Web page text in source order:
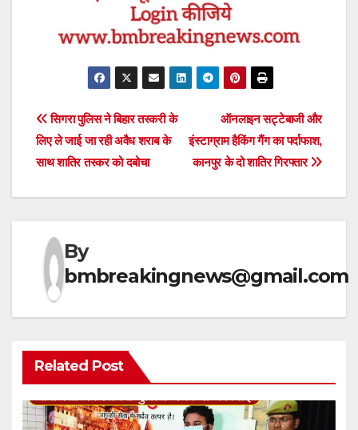
Post
navigation
ऑनलाइन सट्टेबाजी और
इंस्टाग्राम हैकिंग गैंग का पर्दाफाश,
कानपुर के दो शातिर गिरफ्तार
सिगरा पुलिस ने बिहार तस्करी के
लिए ले जाई जा रही अवैध शराब के
साथ शातिर तस्कर को दबोचा
By
bmbreakingnews@gmail.com
Related Post